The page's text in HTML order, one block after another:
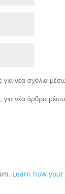
για νέα σχόλια
για νέα άρθρα
Learn how